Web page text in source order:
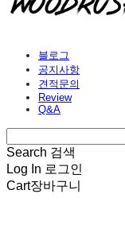
블로그
공지사항
견적문의
Review
Q&A
Search 검색
Log In 로그인
Cart장바구니